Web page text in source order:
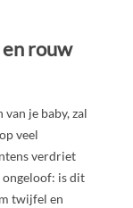
rouw
je baby, zal
veel
verdriet
ongeloof: is dit
twijfel en